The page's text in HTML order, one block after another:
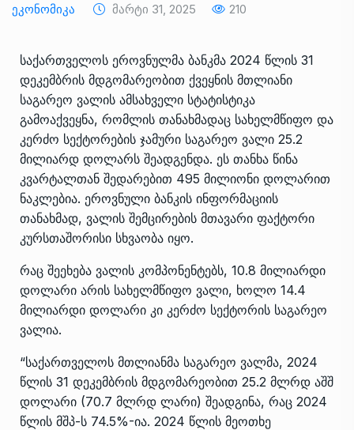
Ეკონომიკა Მარტი 31, 2025 210
საქართველოს ეროვნულმა ბანკმა 2024 წლის 31
დეკემბრის მდგომარეობით ქვეყნის მთლიანი
საგარეო ვალის ამსახველი სტატისტიკა
გამოაქვეყნა, რომლის თანახმადაც სახელმწიფო და
კერძო სექტორების ჯამური საგარეო ვალი 25.2
მილიარდ დოლარს შეადგენდა. ეს თანხა წინა
კვარტალთან შედარებით 495 მილიონი დოლარით
ნაკლებია. ეროვნული ბანკის ინფორმაციის
თანახმად, ვალის შემცირების მთავარი ფაქტორი
კურსთაშორისი სხვაობა იყო.
რაც შეეხება ვალის კომპონენტებს, 10.8 მილიარდი
დოლარი არის სახელმწიფო ვალი, ხოლო 14.4
მილიარდი დოლარი კი კერძო სექტორის საგარეო
ვალია.
“საქართველოს მთლიანმა საგარეო ვალმა, 2024
წლის 31 დეკემბრის მდგომარეობით 25.2 მლრდ აშშ
დოლარი (70.7 მლრდ ლარი) შეადგინა, რაც 2024
წლის მშპ-ს 74.5%-ია. 2024 წლის მეოთხე